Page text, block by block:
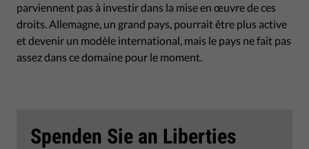
parviennent pas à investir dans la mise en œuvre de ces
droits. Allemagne, un grand pays, pourrait être plus active
et devenir un modèle international, mais le pays ne fait pas
assez dans ce domaine pour le moment.
Spenden Sie an Liberties